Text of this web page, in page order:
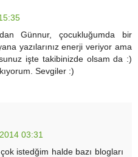
Günnur, çocukluğumda bir
yazılarınız enerji veriyor ama
işte takibinizde olsam da :)
Sevgiler :)
03:31
istedğim halde bazı blogları